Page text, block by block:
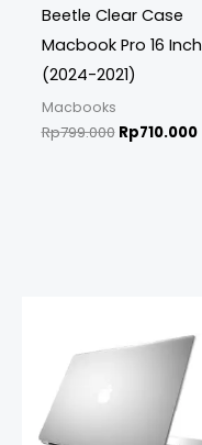
Beetle Clear Case
Macbook Pro 16 Inch
(2024-2021)
Macbooks
Rp799.000 Rp710.000